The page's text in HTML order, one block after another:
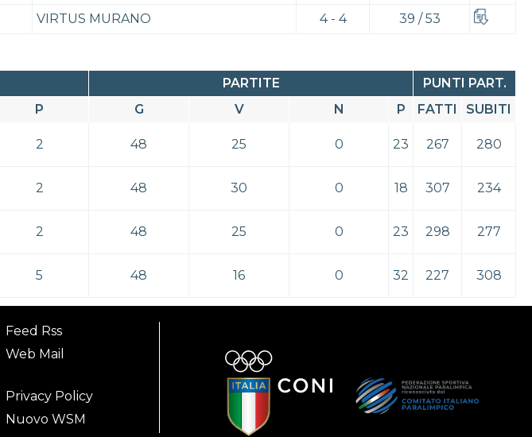
VIRTUS MURANO 4 - 4 39 / 53
PARTITE
PUNTI PART.
P G V N P FATTI
SUBITI
2 48 25 0 23 267 280
2 48 30 0 18 307 234
2 48 25 0 23 298 277
5 48 16 0 32 227 308
Feed Rss
Web Mail
Privacy Policy
Nuovo WSM